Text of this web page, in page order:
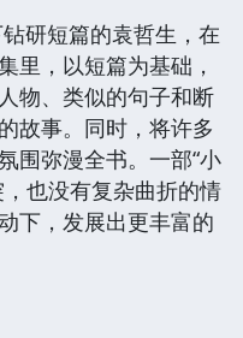
研短篇的袁哲生，在
里，以短篇为基础，
物、类似的句子和断
故事。同时，将许多
围弥漫全书。一部“小
也没有复杂曲折的情
下，发展出更丰富的